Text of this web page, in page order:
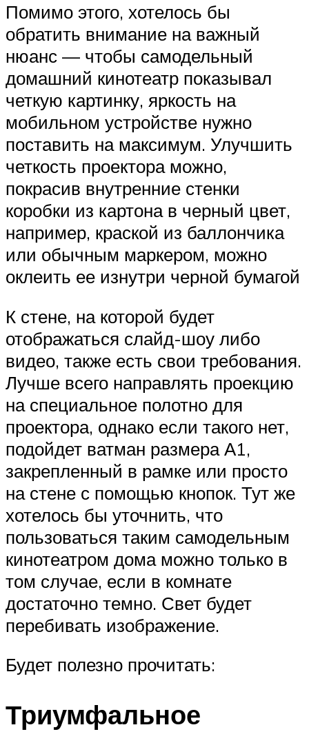
Помимо этого, хотелось бы
обратить внимание на важный
нюанс — чтобы самодельный
домашний кинотеатр показывал
четкую картинку, яркость на
мобильном устройстве нужно
поставить на максимум. Улучшить
четкость проектора можно,
покрасив внутренние стенки
коробки из картона в черный цвет,
например, краской из баллончика
или обычным маркером, можно
оклеить ее изнутри черной бумагой
К стене, на которой будет
отображаться слайд-шоу либо
видео, также есть свои требования.
Лучше всего направлять проекцию
на специальное полотно для
проектора, однако если такого нет,
подойдет ватман размера А1,
закрепленный в рамке или просто
на стене с помощью кнопок. Тут же
хотелось бы уточнить, что
пользоваться таким самодельным
кинотеатром дома можно только в
том случае, если в комнате
достаточно темно. Свет будет
перебивать изображение.
Будет полезно прочитать:
Триумфальное